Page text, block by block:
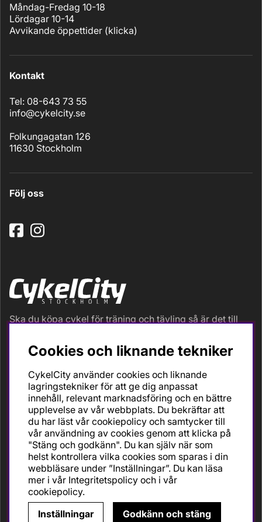
Måndag-Fredag 10-18
Lördagar 10-14
Avvikande öppettider (klicka)
Kontakt
Tel: 08-643 73 55
info@cykelcity.se
Folkungagatan 126
11630 Stockholm
Följ oss
Ska du köpa cykel för träning och tävling så är det till
Vi är en mycket personlig cykelaffär med hög
servicegrad och alla vi som jobbar är inbitna cyklister
och dess produkter. Gör din bästa cykelaffär på
CykelCity!
Cookies och liknande tekniker
CykelCity använder cookies och liknande
lagringstekniker för att ge dig anpassat
innehåll, relevant marknadsföring och en bättre
upplevelse av vår webbplats. Du bekräftar att
du har läst vår cookiepolicy och samtycker till
vår användning av cookies genom att klicka på
"Stäng och godkänn". Du kan själv när som
helst kontrollera vilka cookies som sparas i din
webbläsare under ”Inställningar”. Du kan läsa
mer i vår Integritetspolicy och i vår
cookiepolicy.
Inställningar
Godkänn och stäng